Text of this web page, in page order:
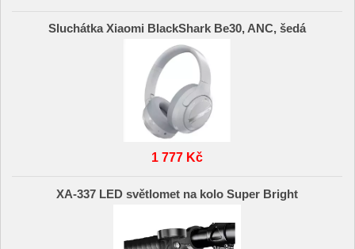
Sluchátka Xiaomi BlackShark Be30, ANC, šedá
1 777 Kč
XA-337 LED světlomet na kolo Super Bright